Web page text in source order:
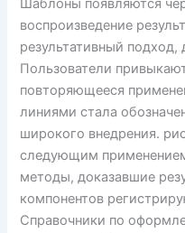
Шаблоны появляются
воспроизведение
результативный подход,
Пользователи
повторяющееся
линиями стала
широкого внедрения.
следующим
методы, доказавшие
компонентов
Справочники по